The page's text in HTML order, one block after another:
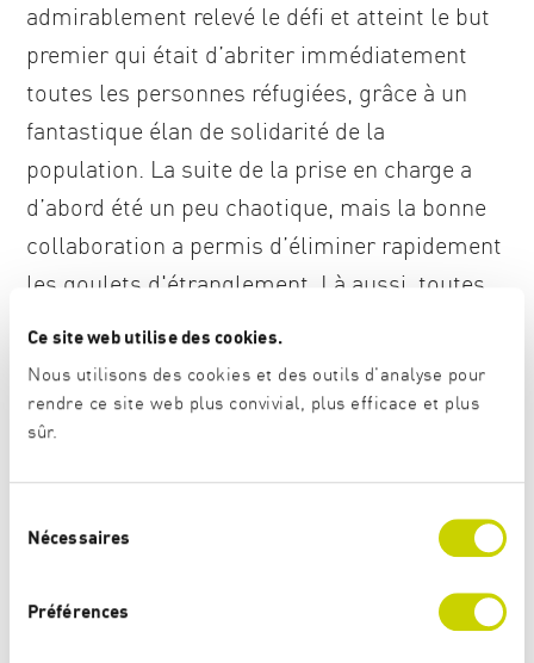
Ce site web utilise des cookies.
Nous utilisons des cookies et des outils d'analyse pour
rendre ce site web plus convivial, plus efficace et plus
sûr.
Nécessaires
Préférences
admirablement relevé le défi et atteint le but
premier qui était d’abriter immédiatement
toutes les personnes réfugiées, grâce à un
fantastique élan de solidarité de la
population. La suite de la prise en charge a
d’abord été un peu chaotique, mais la bonne
collaboration a permis d’éliminer rapidement
les goulets d'étranglement. Là aussi, toutes
par des offres bénévoles. Sans l’aide
généreuse de la population, le bilan serait
nettement moins bon.
Quel bilan tirez-vous de l’offre de familles
L’OSAR a reçu le mandat fédéral de placer des